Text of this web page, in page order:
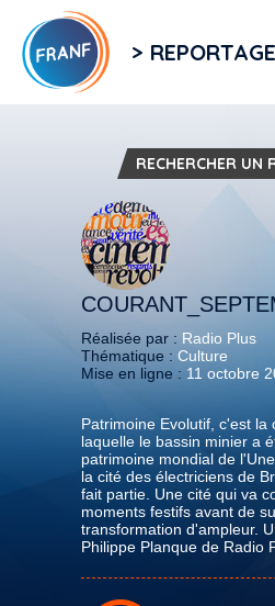
>
RECHERCHER UN
Réalisée par : Radio Plus
Thématique : Culture
Mise en ligne : 11 octobre
Patrimoine Evolutif, c'est la
laquelle le bassin minier a
patrimoine mondial de
la cité des électriciens de
fait partie. Une cité qui va
moments festifs avant de
transformation d'ampleur.
Philippe Planque de Radio